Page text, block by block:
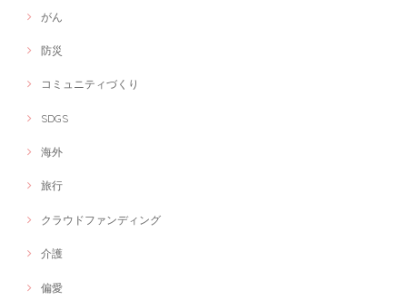
がん
防災
コミュニティづくり
SDGS
海外
旅行
クラウドファンディング
介護
偏愛